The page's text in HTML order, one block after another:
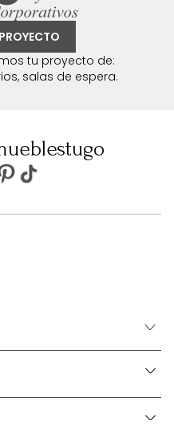
tu proyecto de:
salas de espera.
+
+